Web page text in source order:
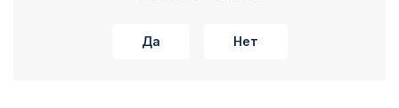
поощряется медалью, вместе с ней получает наградной
Медаль «За смелость во имя спасения» вручают в
Да Нет